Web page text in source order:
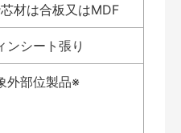
材は合板又はMDF
ンシート張り
外部位製品※